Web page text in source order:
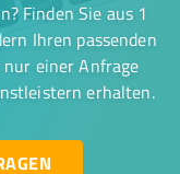
Finden Sie aus 1
Ihren passenden
einer Anfrage
erhalten.